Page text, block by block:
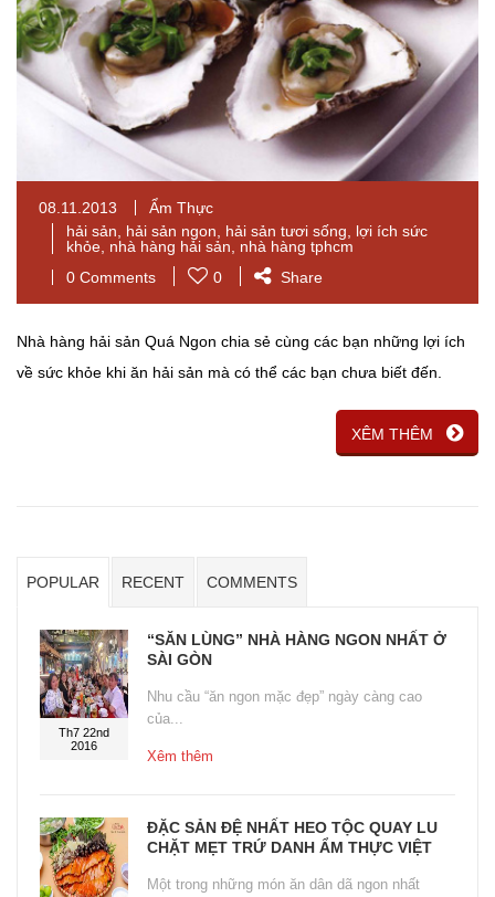
08.11.2013
Ẩm Thực
hải sản, hải sản ngon, hải sản tươi sống, lợi ích sức
khỏe, nhà hàng hải sản, nhà hàng tphcm
0 Comments
0 Share
Nhà hàng hải sản Quá Ngon chia sẻ cùng các bạn những lợi ích
về sức khỏe khi ăn hải sản mà có thể các bạn chưa biết đến.
XÊM THÊM
POPULAR RECENT COMMENTS
Th7 22nd
2016
“SĂN LÙNG” NHÀ HÀNG NGON NHẤT Ở
SÀI GÒN
Nhu cầu “ăn ngon mặc đẹp” ngày càng cao
của...
Xêm thêm
ĐẶC SẢN ĐỆ NHẤT HEO TỘC QUAY LU
CHẶT MẸT TRỨ DANH ẨM THỰC VIỆT
Một trong những món ăn dân dã ngon nhất